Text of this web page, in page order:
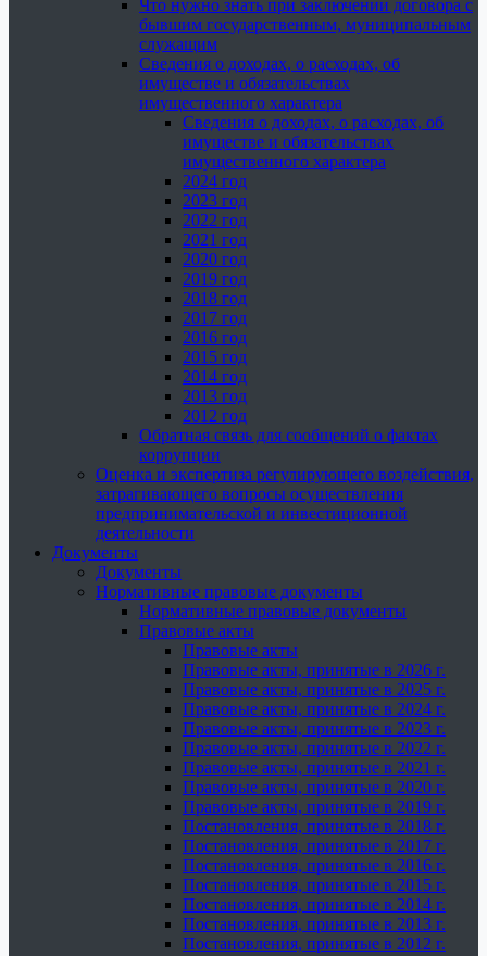
Что нужно знать при заключении договора с
бывшим государственным, муниципальным
служащим
Сведения о доходах, о расходах, об
имуществе и обязательствах
имущественного характера
Сведения о доходах, о расходах, об
имуществе и обязательствах
имущественного характера
2024 год
2023 год
2022 год
2021 год
2020 год
2019 год
2018 год
2017 год
2016 год
2015 год
2014 год
2013 год
2012 год
Обратная связь для сообщений о фактах
коррупции
Оценка и экспертиза регулирующего воздействия,
затрагивающего вопросы осуществления
предпринимательской и инвестиционной
деятельности
Документы
Документы
Нормативные правовые документы
Нормативные правовые документы
Правовые акты
Правовые акты
Правовые акты, принятые в 2026 г.
Правовые акты, принятые в 2025 г.
Правовые акты, принятые в 2024 г.
Правовые акты, принятые в 2023 г.
Правовые акты, принятые в 2022 г.
Правовые акты, принятые в 2021 г.
Правовые акты, принятые в 2020 г.
Правовые акты, принятые в 2019 г.
Постановления, принятые в 2018 г.
Постановления, принятые в 2017 г.
Постановления, принятые в 2016 г.
Постановления, принятые в 2015 г.
Постановления, принятые в 2014 г.
Постановления, принятые в 2013 г.
Постановления, принятые в 2012 г.